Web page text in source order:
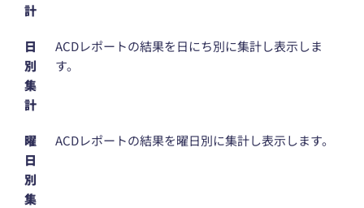
計
日
別
集
計
ACDレポートの結果を日にち別に集計し表示しま
す。
曜
日
別
集
ACDレポートの結果を曜日別に集計し表示します。